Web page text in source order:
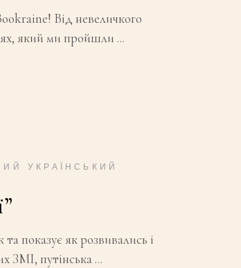
Від невеличкого
який ми пройшли
УКРАЇНСЬКИЙ
показує як розвивались і
ЗМІ, путінська